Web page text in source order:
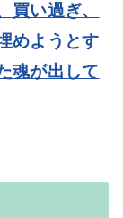
買い過ぎ、
めようとす
魂が出して